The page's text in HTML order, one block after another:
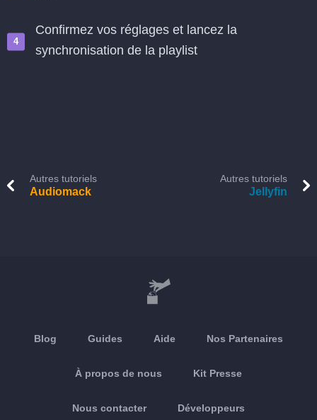
Confirmez vos réglages et lancez la
synchronisation de la playlist
Autres tutoriels
Audiomack
Autres tutoriels
Jellyfin
Blog Guides Aide Nos Partenaires
À propos de nous Kit Presse
Nous contacter Développeurs